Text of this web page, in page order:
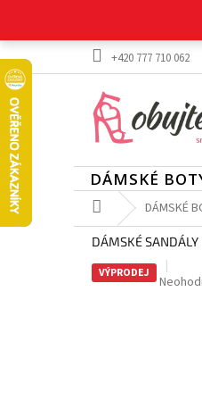
obsah
+420 777 710 062
DÁMSKÉ
Domů DÁMSKÉ
DÁMSKÉ
VÝPRODEJ